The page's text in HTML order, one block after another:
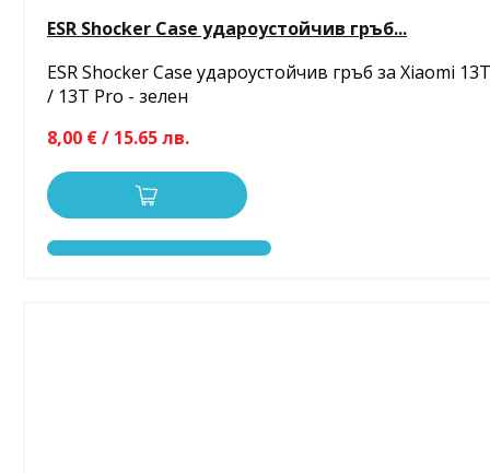
ESR Shocker Case удароустойчив гръб...
ESR Shocker Case удароустойчив гръб за Xiaomi 13T
/ 13T Pro - зелен
8,00 € / 15.65 лв.